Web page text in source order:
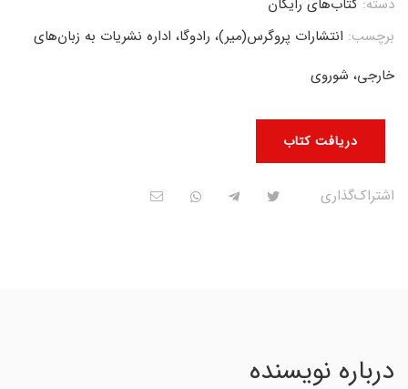
دریافت کتاب
دسته: کتاب‌های رایگان
برچسب: انتشارات پروگرس(میر)، رادوگا، اداره نشریات به زبان‌های
خارجی، شوروی
اشتراک‌گذاری
درباره نویسنده